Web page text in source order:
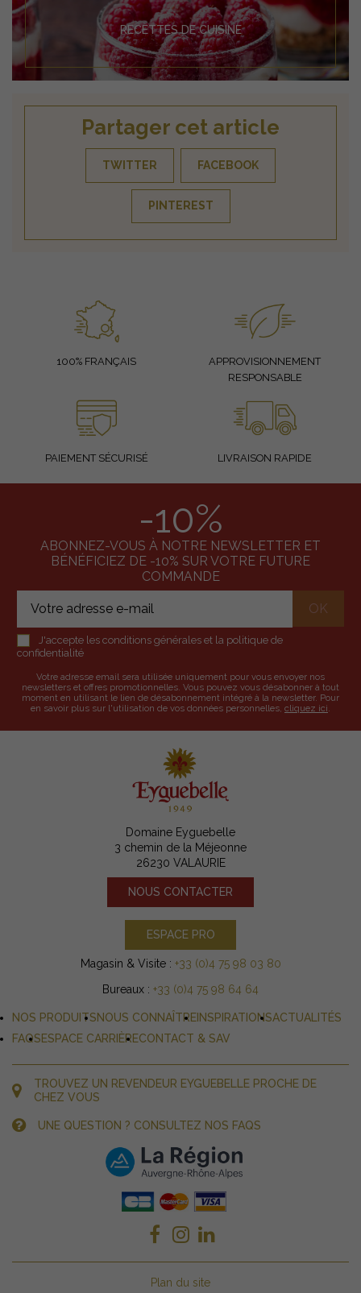
Partager cet article
TWITTER FACEBOOK
PINTEREST
RECETTES DE CUISINE
100% FRANÇAIS
APPROVISIONNEMENT
RESPONSABLE
PAIEMENT SÉCURISÉ LIVRAISON RAPIDE
-10%
ABONNEZ-VOUS À NOTRE NEWSLETTER ET
BÉNÉFICIEZ DE -10% SUR VOTRE FUTURE
COMMANDE
J'accepte les conditions générales et la politique de
confidentialité
Votre adresse email sera utilisée uniquement pour vous envoyer nos
newsletters et offres promotionnelles. Vous pouvez vous désabonner à tout
moment en utilisant le lien de désabonnement intégré à la newsletter. Pour
en savoir plus sur l'utilisation de vos données personnelles, cliquez ici.
Domaine Eyguebelle
3 chemin de la Méjeonne
26230 VALAURIE
NOUS CONTACTER
ESPACE PRO
Magasin & Visite : +33 (0)4 75 98 03 80
Bureaux : +33 (0)4 75 98 64 64
NOS PRODUITSNOUS CONNAÎTREINSPIRATIONSACTUALITÉS
FAQSESPACE CARRIÈRECONTACT & SAV
TROUVEZ UN REVENDEUR EYGUEBELLE PROCHE DE
CHEZ VOUS
UNE QUESTION ? CONSULTEZ NOS FAQS
Plan du site